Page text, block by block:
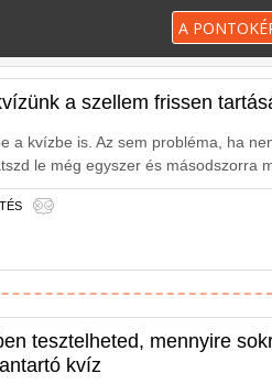
A
a szellem frissen
a kvízbe is. Az sem probléma, ha
le még egyszer és másodszorra
tesztelheted, mennyire
kvíz